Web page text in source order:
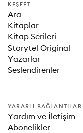
KEŞFET
Ara
Kitaplar
Kitap Serileri
Storytel Original
Yazarlar
Seslendirenler
YARARLI BAĞLANTILAR
Yardım ve İletişim
Abonelikler